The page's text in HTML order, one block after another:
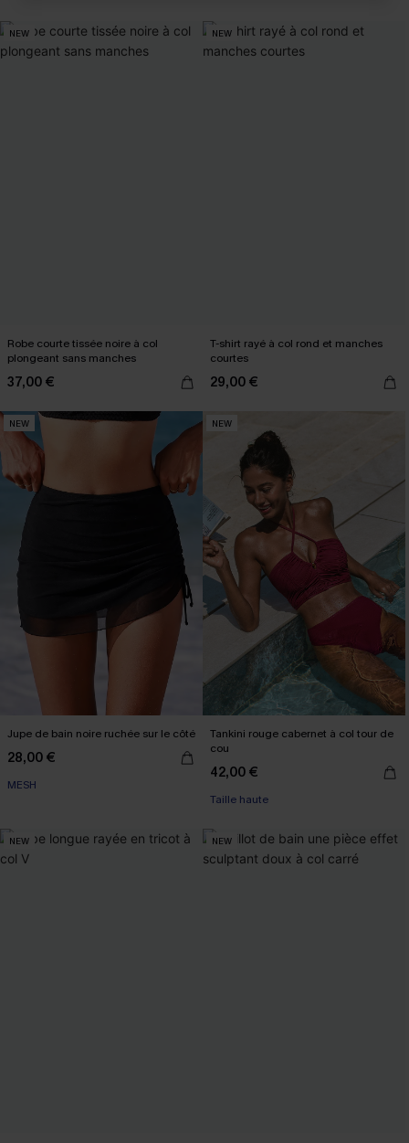
NEW
Robe courte tissée noire à col
plongeant sans manches
37,00 €
NEW
T-shirt rayé à col rond et manches
courtes
29,00 €
NEW
Jupe de bain noire ruchée sur le côté
28,00 €
MESH
NEW
Tankini rouge cabernet à col tour de
cou
42,00 €
Taille haute
NEW NEW